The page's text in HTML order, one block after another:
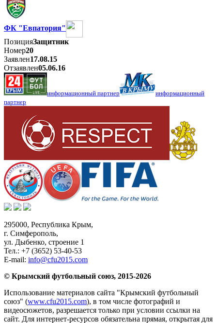
ФК "Евпатория"
ПозицияЗащитник
Номер20
Заявлен17.08.15
Отзаявлен05.06.16
информационный партнер
информационный
партнер
295000, Республика Крым,
г. Симферополь,
ул. Дыбенко, строение 1
Тел.: +7 (3652) 53-40-53
E-mail: info@cfu2015.com
© Крымский футбольный союз, 2015-2026
Использование материалов сайта "Крымский футбольный
союз" (www.cfu2015.com), в том числе фотографий и
видеосюжетов, разрешается только при условии ссылки на
сайт. Для интернет-ресурсов обязательна прямая, открытая для